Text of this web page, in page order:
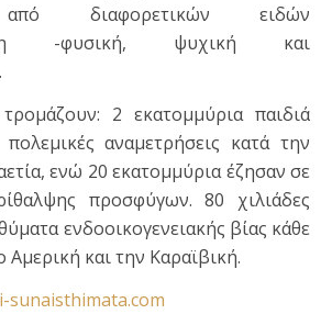
διαφορετικών ειδών
-φυσική, ψυχική και
τρομάζουν: 2 εκατομμύρια παιδιά
αναμετρήσεις κατά την
ενώ 20 εκατομμύρια έζησαν σε
προσφύγων. 80 χιλιάδες
ενδοοικογενειακής βίας κάθε
και την Καραϊβική.
sunaisthimata.com